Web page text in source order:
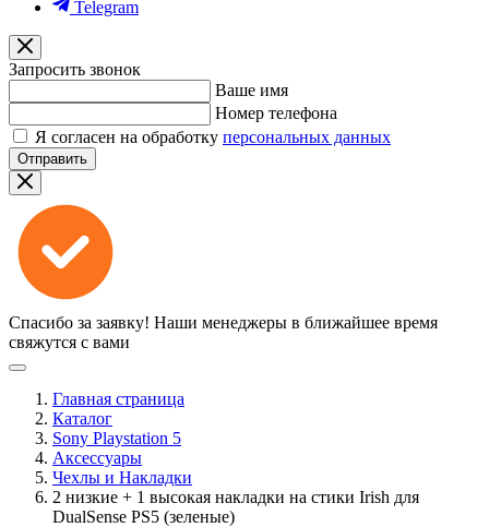
Telegram
Запросить звонок
Ваше имя
Номер телефона
Я согласен на обработку персональных данных
Отправить
Спасибо за заявку! Наши менеджеры в ближайшее время
свяжутся с вами
Главная страница
Каталог
Sony Playstation 5
Аксессуары
Чехлы и Накладки
2 низкие + 1 высокая накладки на стики Irish для
DualSense PS5 (зеленые)